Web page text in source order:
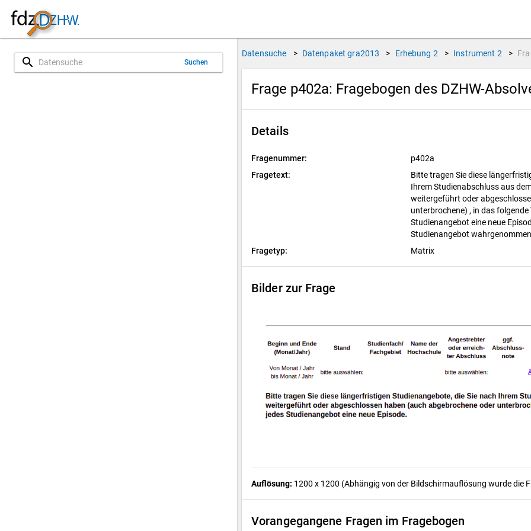
search Suchen
Datensuche > Datenpaket gra2013 > Erhebung 2 > Instrument 2 >
Frage p402a: Fragebogen des DZHW-
Details
Fragenummer:
p402a
Fragetext:
Bitte tragen Sie diese
Ihrem Studienabschluss aus
weitergeführt oder
unterbrochene) , in das
Studienangebot eine neue
Studienangebot
Fragetyp:
Matrix
Bilder zur Frage
Auflösung: 1200 x 1200 (Abhängig von der Bildschirmauflösung wurde die
Vorangegangene Fragen im Fragebogen